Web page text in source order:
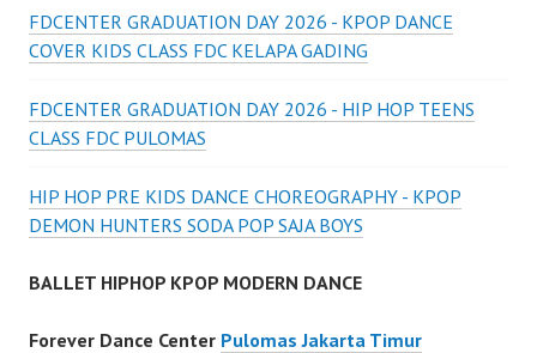
FDCENTER GRADUATION DAY 2026 - KPOP DANCE
COVER KIDS CLASS FDC KELAPA GADING
FDCENTER GRADUATION DAY 2026 - HIP HOP TEENS
CLASS FDC PULOMAS
HIP HOP PRE KIDS DANCE CHOREOGRAPHY - KPOP
DEMON HUNTERS SODA POP SAJA BOYS
BALLET HIPHOP KPOP MODERN DANCE
Forever Dance Center Pulomas Jakarta Timur